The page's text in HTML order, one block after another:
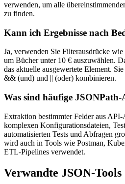
verwenden, um alle
zu finden.
Kann ich Ergebnisse nach
Ja, verwenden Sie Filterausdrücke
um Bücher unter 10 € auszuwählen.
das aktuelle ausgewertete Element.
&& (und) und || (oder) kombinieren.
Was sind häufige
Extraktion bestimmter Felder aus
komplexen Konfigurationsdateien,
automatisierten Tests und Abfragen
wird auch in Tools wie Postman,
ETL-Pipelines verwendet.
Verwandte JSON-Tools